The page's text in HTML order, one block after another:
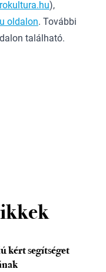
),
oldalon. További
található.
kért segítséget